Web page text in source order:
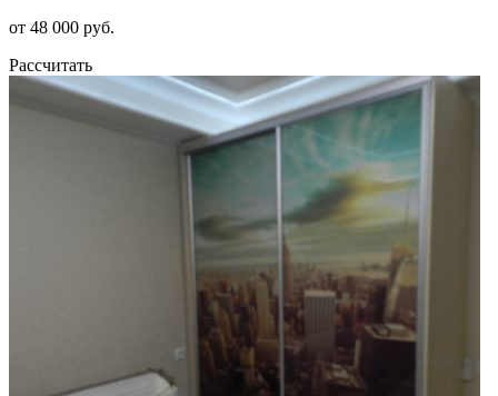
от 48 000 руб.
Рассчитать